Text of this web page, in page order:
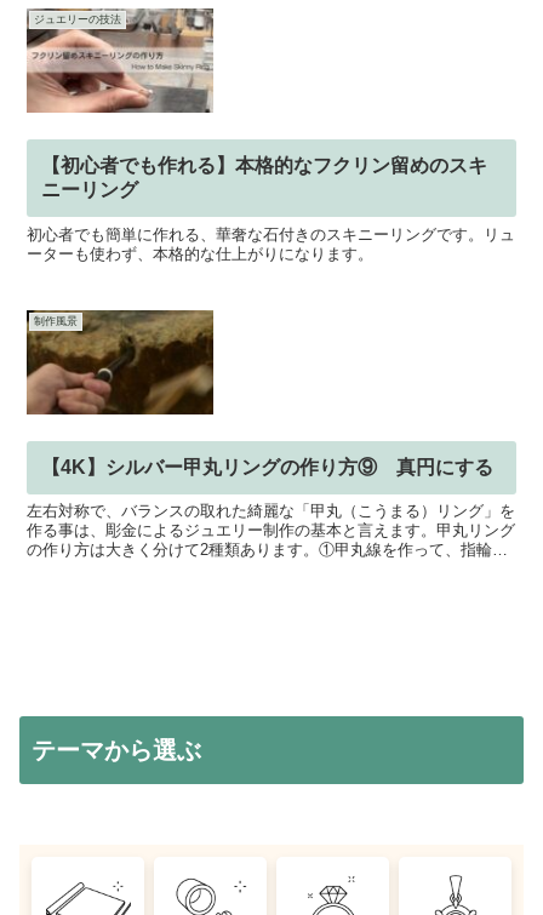
ジュエリーの技法
【初心者でも作れる】本格的なフクリン留めのスキ
ニーリング
初心者でも簡単に作れる、華奢な石付きのスキニーリングです。リュ
ーターも使わず、本格的な仕上がりになります。
制作風景
【4K】シルバー甲丸リングの作り方⑨ 真円にする
左右対称で、バランスの取れた綺麗な「甲丸（こうまる）リング」を
作る事は、彫金によるジュエリー制作の基本と言えます。甲丸リング
の作り方は大きく分けて2種類あります。①甲丸線を作って、指輪を
テーマから選ぶ